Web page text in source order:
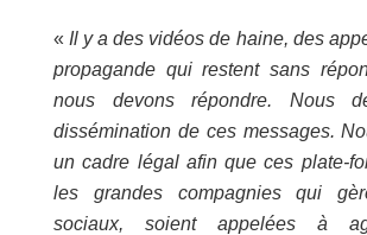
« Il y a des vidéos de haine, des
propagande qui restent sans
nous devons répondre. Nous
dissémination de ces messages.
un cadre légal afin que ces plate-
les grandes compagnies qui
sociaux, soient appelées à